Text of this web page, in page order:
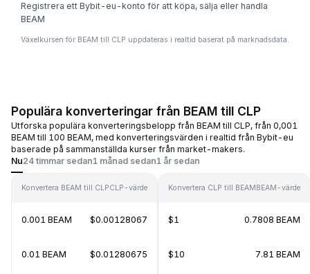
Registrera ett Bybit-eu-konto för att köpa, sälja eller handla
BEAM
Växelkursen för BEAM till CLP uppdateras i realtid baserat på marknadsdata.
Populära konverteringar från BEAM till CLP
Utforska populära konverteringsbelopp från BEAM till CLP, från 0,001
BEAM till 100 BEAM, med konverteringsvärden i realtid från Bybit-eu
baserade på sammanställda kurser från market-makers.
Nu24 timmar sedan1 månad sedan1 år sedan
Konvertera BEAM till CLPCLP-värde
0.001 BEAM $0.00128067
0.01 BEAM $0.01280675
Konvertera CLP till BEAMBEAM-värde
$1 0.7808 BEAM
$10 7.81 BEAM